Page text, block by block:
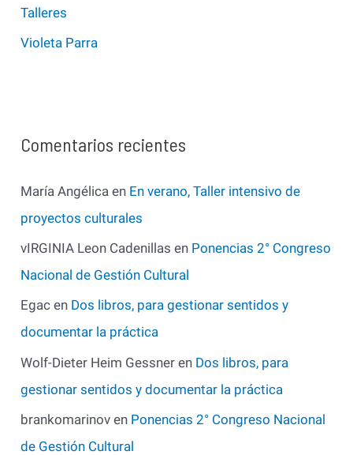
Talleres
Violeta Parra
Comentarios recientes
María Angélica en En verano, Taller intensivo de
proyectos culturales
vIRGINIA Leon Cadenillas en Ponencias 2° Congreso
Nacional de Gestión Cultural
Egac en Dos libros, para gestionar sentidos y
documentar la práctica
Wolf-Dieter Heim Gessner en Dos libros, para
gestionar sentidos y documentar la práctica
brankomarinov en Ponencias 2° Congreso Nacional
de Gestión Cultural